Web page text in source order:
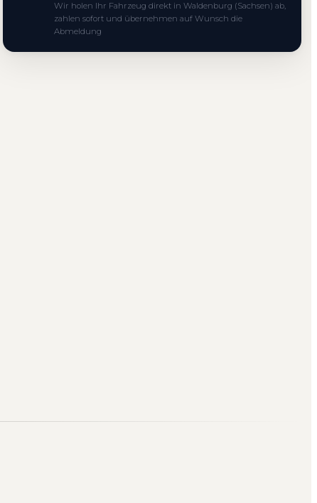
Wir holen Ihr Fahrzeug direkt in Waldenburg (Sachsen) ab,
zahlen sofort und übernehmen auf Wunsch die
Abmeldung